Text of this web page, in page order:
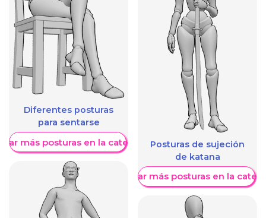
Diferentes posturas
para sentarse
más posturas en la categoríaPosturas de sujeción
de katana
Mostrar más posturas en la